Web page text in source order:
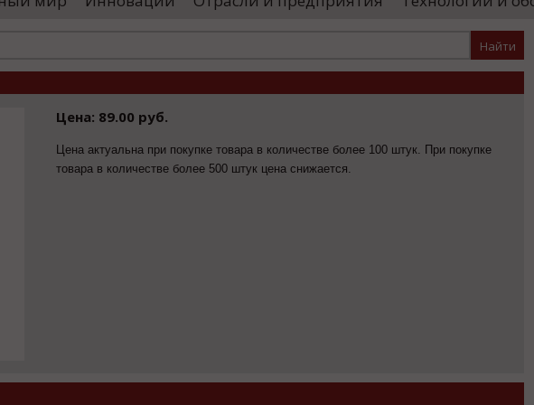
удостоверяющими центрами.
проводятся необходимые
Цена: 89.00 руб.
Цена актуальна при покупке товара в количестве более 100 штук. При покупке
товара в количестве более 500 штук цена снижается.